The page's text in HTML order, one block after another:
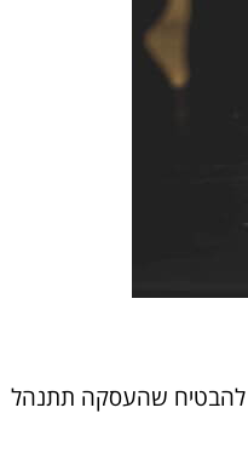
להבטיח שהעסקה תתנהל